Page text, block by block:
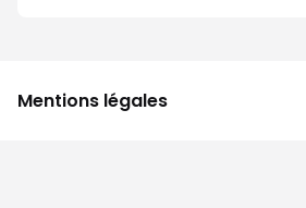
Mentions légales